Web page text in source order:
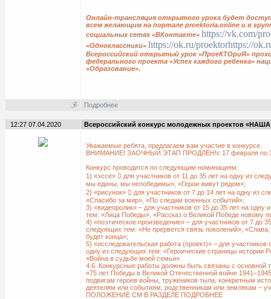
Онлайн-трансляция открытого урока будет
всем желающим на портале proektoria.online и в
социальных сетях «ВКонтакте» https://vk.com/
«Одноклассники» https://ok.ru/proektorhttps://
Всероссийский открытый урок «ПроеКТОриЯ»
федерального проекта «Успех каждого ребенка»
«Образование».
Подробнее
12:27 07.04.2020 Всероссийский конкурс молодежных проектов
Уважаемые ребята, предлагаем вам участие в конкурсе.
ВНИМАНИЕ! ЗАОЧНЫЙ ЭТАП ПРОДЛЁН!с 17 февраля по
Конкурс проводится по следующим номинациям:
1) «эссе»  для участников от 11 до 35 лет на одну из
мы едины, мы непобедимы», «Герои живут рядом»;
2) «рисунок»  для участников от 7 до 14 лет на одну из
«Спасибо за мир», «По следам военных событий»;
3) «видеоролик» – для участников от 15 до 35 лет на одну
тем: «Лица Победы», «Рассказ о Великой Победе новому
4) «поэтическое произведение» – для участников от 7 до
следующих тем: «Не прервется связь поколений», «Слава,
будет конца»;
5) «исследовательская работа (проект)» – для участников
одну из следующих тем: «Героические страницы истории
«Война в судьбе моей семьи».
4.6. Конкурсные работы должны быть связаны с основной
«75 лет Победы в Великой Отечественной войне
подвигам героев войны, тружеников тыла, конкретным
деятелям или событиям, родственникам или землякам –
ПОЛОЖЕНИЕ СМ В РАЗДЕЛЕ ПОДРОБНЕЕ